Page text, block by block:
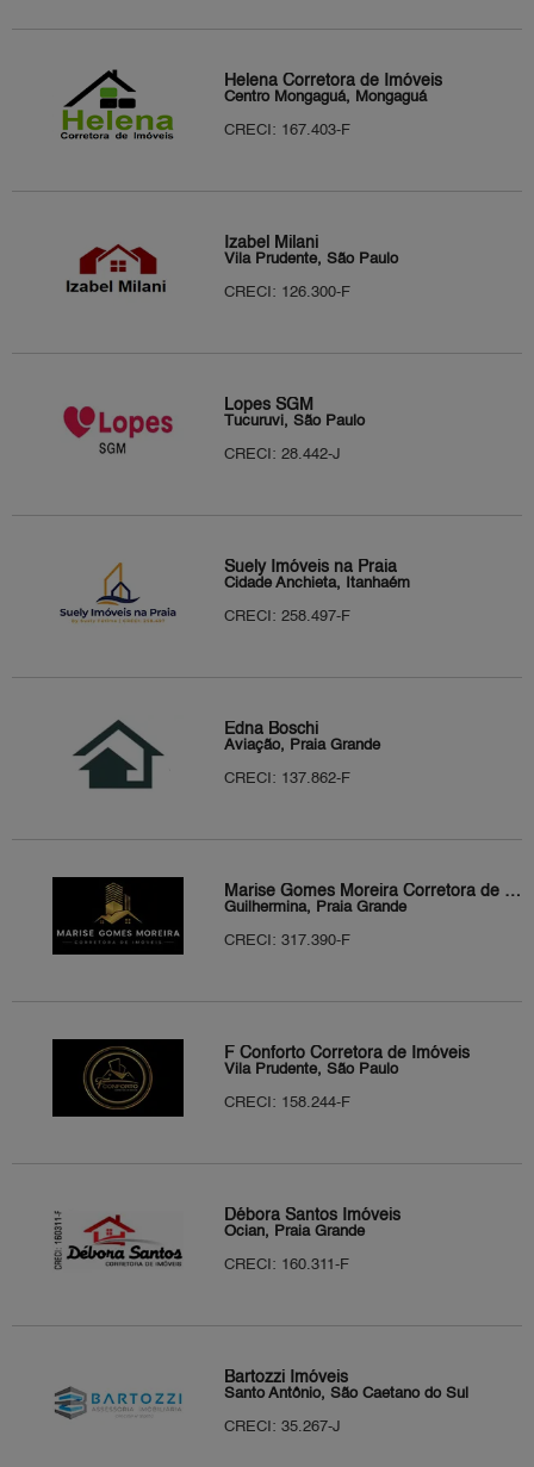
Helena Corretora de Imóveis
Centro Mongaguá, Mongaguá
CRECI: 167.403-F
Izabel Milani
Vila Prudente, São Paulo
CRECI: 126.300-F
Lopes SGM
Tucuruvi, São Paulo
CRECI: 28.442-J
Suely Imóveis na Praia
Cidade Anchieta, Itanhaém
CRECI: 258.497-F
Edna Boschi
Aviação, Praia Grande
CRECI: 137.862-F
Marise Gomes Moreira Corretora de Imóveis
Guilhermina, Praia Grande
CRECI: 317.390-F
F Conforto Corretora de Imóveis
Vila Prudente, São Paulo
CRECI: 158.244-F
Débora Santos Imóveis
Ocian, Praia Grande
CRECI: 160.311-F
Bartozzi Imóveis
Santo Antônio, São Caetano do Sul
CRECI: 35.267-J